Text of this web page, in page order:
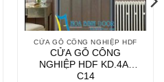
CỬA GỖ CÔNG NGHIỆP HDF
CỬA GỖ CÔNG
NGHIỆP HDF KD.4A-
C14